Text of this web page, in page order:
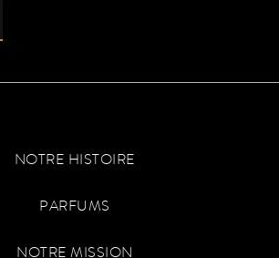
NOTRE HISTOIRE
PARFUMS
NOTRE MISSION